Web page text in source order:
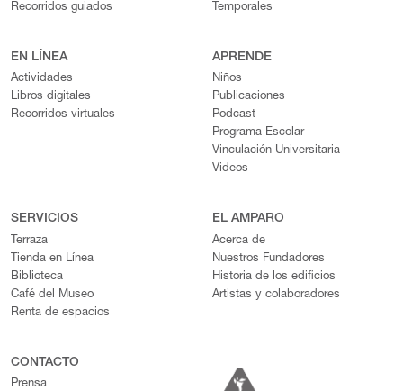
Recorridos guiados
Temporales
EN LÍNEA
Actividades
Libros digitales
Recorridos virtuales
APRENDE
Niños
Publicaciones
Podcast
Programa Escolar
Vinculación Universitaria
Videos
SERVICIOS
Terraza
Tienda en Línea
Biblioteca
Café del Museo
Renta de espacios
EL AMPARO
Acerca de
Nuestros Fundadores
Historia de los edificios
Artistas y colaboradores
CONTACTO
Prensa